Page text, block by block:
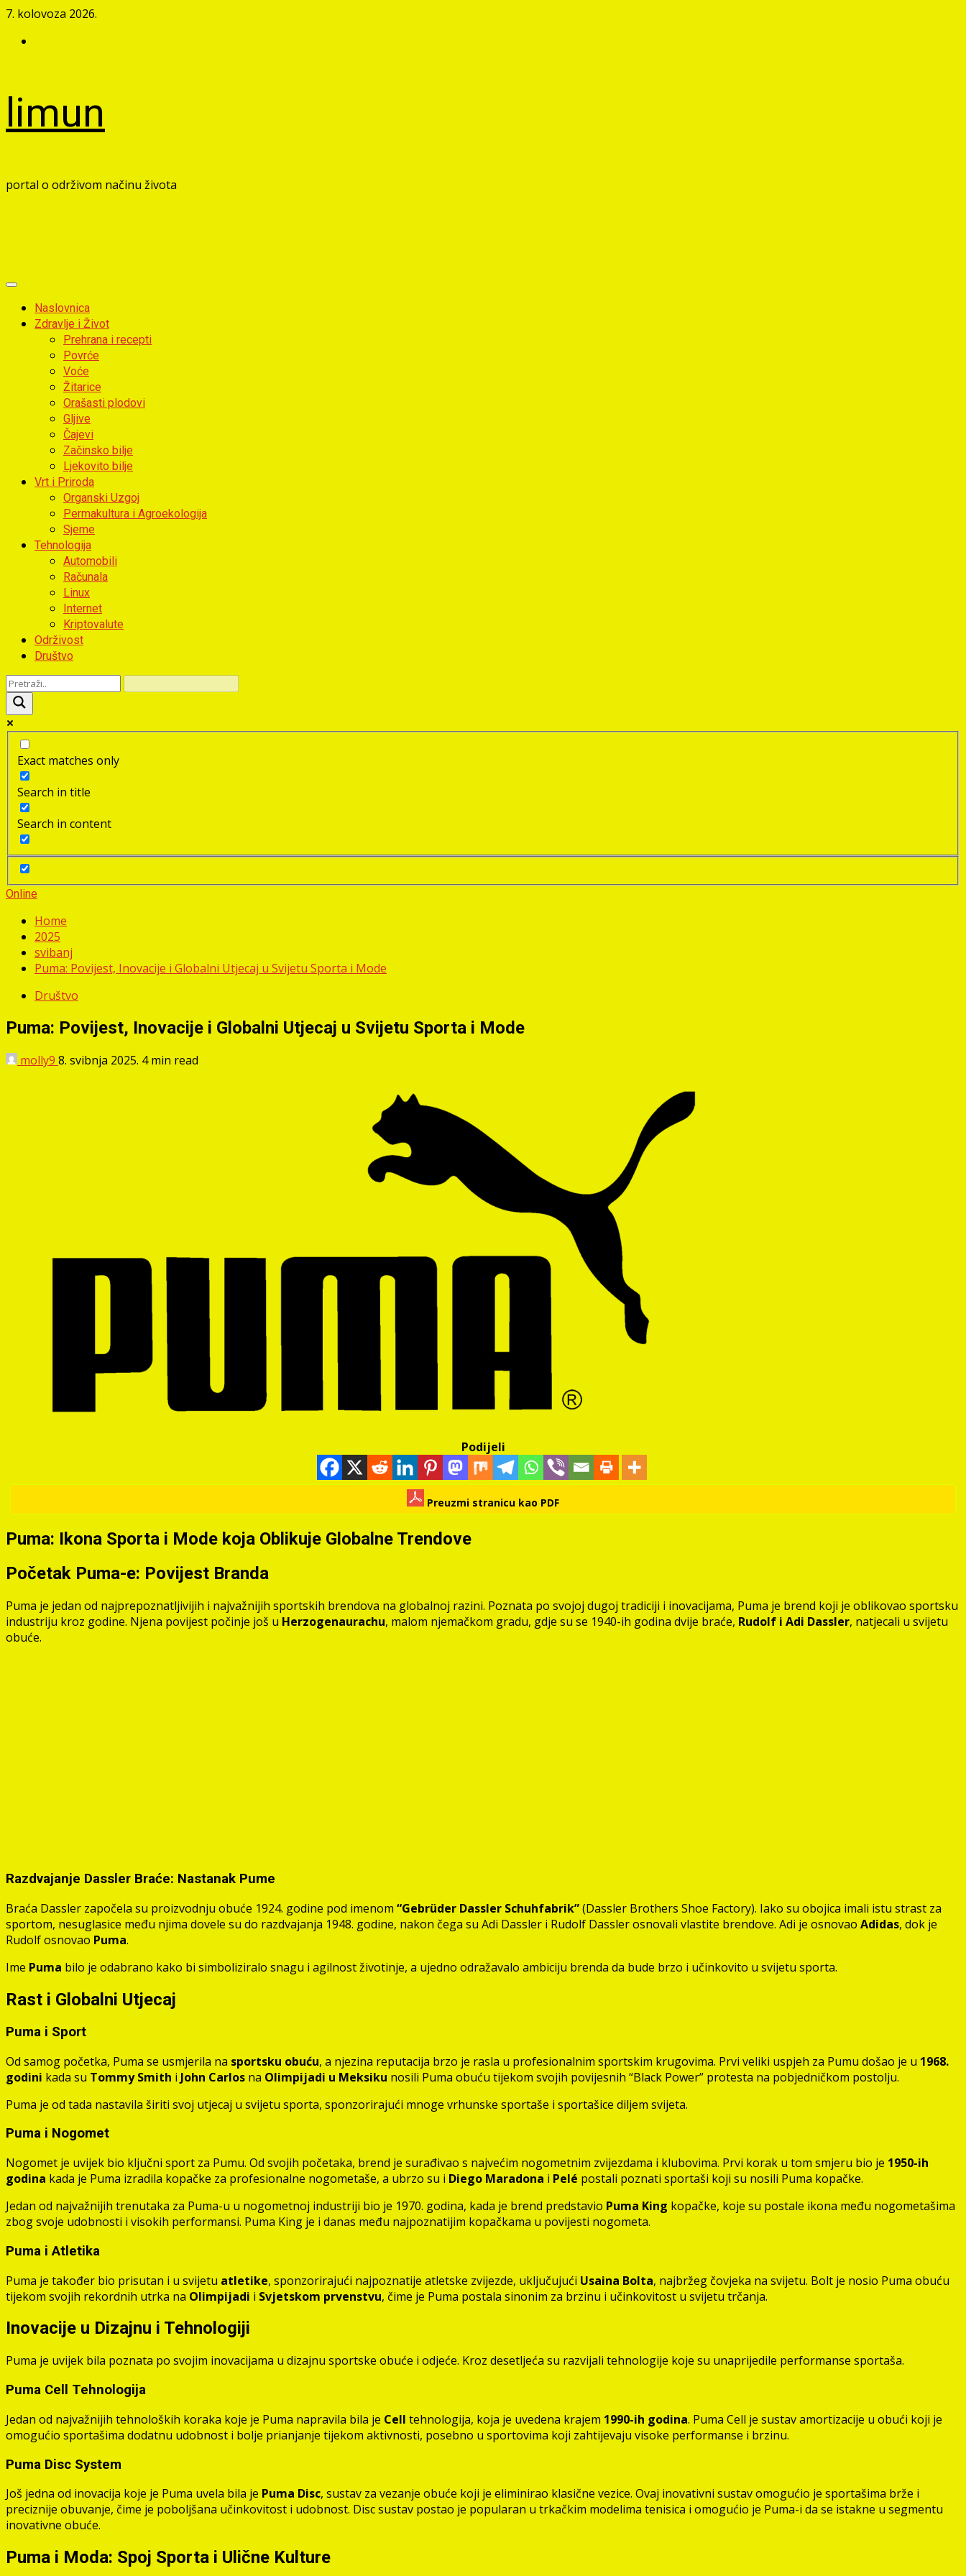
Skip
content
7. kolovoza 2026.
limun
portal o održivom načinu života
Primary
MenuNaslovnica
Zdravlje i Život
Prehrana i recepti
Povrće
Voće
Žitarice
Orašasti plodovi
Gljive
Čajevi
Začinsko bilje
Ljekovito bilje
Vrt i Priroda
Organski Uzgoj
Permakultura i Agroekologija
Sjeme
Tehnologija
Automobili
Računala
Linux
Internet
Kriptovalute
Održivost
Društvo
Exact matches only
Search in title
Search in content
Online
Home
2025
svibanj
Puma: Povijest, Inovacije i Globalni Utjecaj u Svijetu Sporta i Mode
Društvo
Puma: Povijest, Inovacije i Globalni Utjecaj u Svijetu Sporta i Mode
molly9 8. svibnja 2025. 4 min read
Podijeli
Preuzmi stranicu kao PDF
Puma: Ikona Sporta i Mode koja Oblikuje Globalne Trendove
Početak Puma-e: Povijest Branda
Puma je jedan od najprepoznatljivijih i najvažnijih sportskih brendova na globalnoj razini. Poznata po svojoj dugoj tradiciji i inovacijama, Puma je brend koji je oblikovao sportsku
industriju kroz godine. Njena povijest počinje još u Herzogenaurachu, malom njemačkom gradu, gdje su se 1940-ih godina dvije braće, Rudolf i Adi Dassler, natjecali u svijetu
obuće.
Razdvajanje Dassler Braće: Nastanak Pume
Braća Dassler započela su proizvodnju obuće 1924. godine pod imenom “Gebrüder Dassler Schuhfabrik”(Dassler Brothers Shoe Factory). Iako su obojica imali istu strast za
sportom, nesuglasice među njima dovele su do razdvajanja 1948. godine, nakon čega su Adi Dassler i Rudolf Dassler osnovali vlastite brendove. Adi je osnovao Adidas, dok je
Rudolf osnovao Puma.
Ime Puma bilo je odabrano kako bi simboliziralo snagu i agilnost životinje, a ujedno odražavalo ambiciju brenda da bude brzo i učinkovito u svijetu sporta.
Rast i Globalni Utjecaj
Puma i Sport
Od samog početka, Puma se usmjerila na sportsku obuću, a njezina reputacija brzo je rasla u profesionalnim sportskim krugovima. Prvi veliki uspjeh za Pumu došao je u 1968.
godini kada su Tommy Smith i John Carlos na Olimpijadi u Meksiku nosili Puma obuću tijekom svojih povijesnih “Black Power” protesta na pobjedničkom postolju.
Puma je od tada nastavila širiti svoj utjecaj u svijetu sporta, sponzorirajući mnoge vrhunske sportaše i sportašice diljem svijeta.
Puma i Nogomet
Nogomet je uvijek bio ključni sport za Pumu. Od svojih početaka, brend je surađivao s najvećim nogometnim zvijezdama i klubovima. Prvi korak u tom smjeru bio je 1950-ih
godina kada je Puma izradila kopačke za profesionalne nogometaše, a ubrzo su i Diego Maradona i Pelé postali poznati sportaši koji su nosili Puma kopačke.
Jedan od najvažnijih trenutaka za Puma-u u nogometnoj industriji bio je 1970. godina, kada je brend predstavio Puma King kopačke, koje su postale ikona među nogometašima
zbog svoje udobnosti i visokih performansi. Puma King je i danas među najpoznatijim kopačkama u povijesti nogometa.
Puma i Atletika
Puma je također bio prisutan i u svijetu atletike, sponzorirajući najpoznatije atletske zvijezde, uključujući Usaina Bolta, najbržeg čovjeka na svijetu. Bolt je nosio Puma obuću
tijekom svojih rekordnih utrka na Olimpijadi i Svjetskom prvenstvu, čime je Puma postala sinonim za brzinu i učinkovitost u svijetu trčanja.
Inovacije u Dizajnu i Tehnologiji
Puma je uvijek bila poznata po svojim inovacijama u dizajnu sportske obuće i odjeće. Kroz desetljeća su razvijali tehnologije koje su unaprijedile performanse sportaša.
Puma Cell Tehnologija
Jedan od najvažnijih tehnoloških koraka koje je Puma napravila bila je Cell tehnologija, koja je uvedena krajem 1990-ih godina. Puma Cell je sustav amortizacije u obući koji je
omogućio sportašima dodatnu udobnost i bolje prianjanje tijekom aktivnosti, posebno u sportovima koji zahtijevaju visoke performanse i brzinu.
Puma Disc System
Još jedna od inovacija koje je Puma uvela bila je Puma Disc, sustav za vezanje obuće koji je eliminirao klasične vezice. Ovaj inovativni sustav omogućio je sportašima brže i
preciznije obuvanje, čime je poboljšana učinkovitost i udobnost. Disc sustav postao je popularan u trkačkim modelima tenisica i omogućio je Puma-i da se istakne u segmentu
inovativne obuće.
Puma i Moda: Spoj Sporta i Ulične Kulture